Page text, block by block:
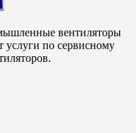
вентиляторы
услуги по сервисному